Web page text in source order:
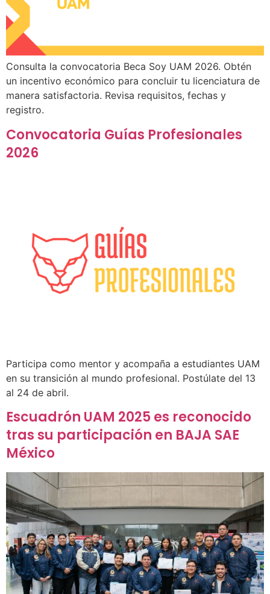
Consulta la convocatoria Beca Soy UAM 2026. Obtén
un incentivo económico para concluir tu licenciatura de
manera satisfactoria. Revisa requisitos, fechas y
registro.
Convocatoria Guías Profesionales
2026
Participa como mentor y acompaña a estudiantes UAM
en su transición al mundo profesional. Postúlate del 13
al 24 de abril.
Escuadrón UAM 2025 es reconocido
tras su participación en BAJA SAE
México